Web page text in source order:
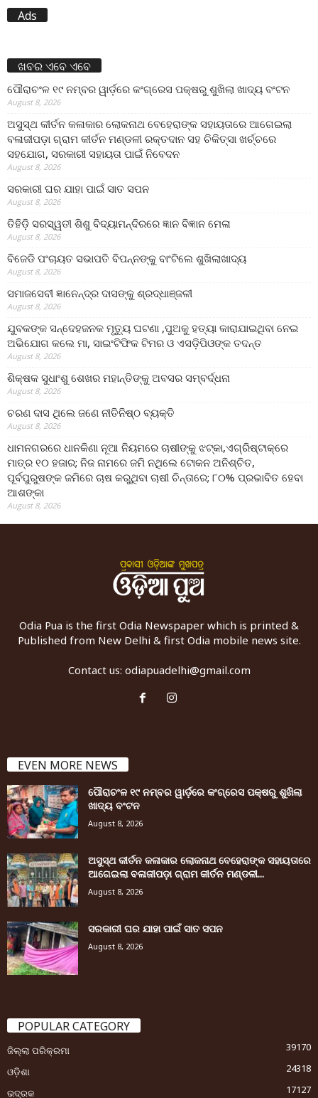
Ads
ଖବର ଏବେ ଏବେ
ପୌରାଚଂଳ ୧୯ ନମ୍ବର ୱାର୍ଡ଼ରେ କଂଗ୍ରେସ ପକ୍ଷରୁ ଶୁଖିଲା ଖାଦ୍ୟ ବଂଟନ
August 8, 2026
ଅସୁସ୍ଥ କୀର୍ତନ କଳାକାର ଲୋକନାଥ ବେହେରାଙ୍କ ସହାୟତାରେ ଆଗେଇଲା
ବଳାଜୀପଡ଼ା ଗ୍ରାମ କୀର୍ତନ ମଣ୍ଡଳୀ ରକ୍ତଦାନ ସହ ଚିକିତ୍ସା ଖର୍ଚ୍ଚରେ
ସହଯୋଗ, ସରକାରୀ ସହାୟତା ପାଇଁ ନିବେଦନ
August 8, 2026
ସରକାରୀ ଘର ଯାହା ପାଇଁ ସାତ ସପନ
August 8, 2026
ତିହିଡି଼ ସରସ୍ୱତୀ ଶିଶୁ ବିଦ୍ୟାମନ୍ଦିରରେ ଜ୍ଞାନ ବିଜ୍ଞାନ ମେଳା
August 8, 2026
ବିଜେଡି ପଂଚାୟତ ସଭାପତି ବିପନ୍ନଙ୍କୁ ବାଂଟିଲେ ଶୁଖିଲାଖାଦ୍ୟ
August 8, 2026
ସମାଜସେବୀ ଜ୍ଞାନେନ୍ଦ୍ର ଦାସଙ୍କୁ ଶ୍ରଦ୍ଧାଞ୍ଜଳୀ
August 8, 2026
ଯୁବକଙ୍କ ସନ୍ଦେହଜନକ ମୃତ୍ୟୁ ଘଟଣା ,ପୁଅକୁ ହତ୍ୟା କାରାଯାଇଥିବା ନେଇ
ଅଭିଯୋଗ କଲେ ମା, ସାଇଂଟିଫିକ ଟିମର ଓ ଏସଡ଼ିପିଓଙ୍କ ତଦନ୍ତ
August 8, 2026
ଶିକ୍ଷକ ସୁଧାଂଶୁ ଶେଖର ମହାନ୍ତିଙ୍କୁ ଅବସର ସମ୍ବର୍ଦ୍ଧନା
August 8, 2026
ଚରଣ ଦାସ ଥିଲେ ଜଣେ ନୀତିନିଷ୍ଠ ବ୍ୟକ୍ତି
August 8, 2026
ଧାମନଗରରେ ଧାନକିଣା ନୂଆ ନିୟମରେ ଚାଷୀଙ୍କୁ ଝଟ୍‌କା,ଏଗ୍ରିଷ୍ଟାକ୍‌ରେ
ମାତ୍ର ୧୦ ହଜାର; ନିଜ ନାମରେ ଜମି ନଥିଲେ ଟୋକନ ଅନିଶ୍ଚିତ,
ପୂର୍ବପୁରୁଷଙ୍କ ଜମିରେ ଚାଷ କରୁଥିବା ଚାଷୀ ଚିନ୍ତାରେ; ୮୦% ପ୍ରଭାବିତ ହେବା
ଆଶଙ୍କା
August 8, 2026
Odia Pua is the first Odia Newspaper which is printed &
Published from New Delhi & first Odia mobile news site.
Contact us: odiapuadelhi@gmail.com
EVEN MORE NEWS
ପୌରାଚଂଳ ୧୯ ନମ୍ବର ୱାର୍ଡ଼ରେ କଂଗ୍ରେସ ପକ୍ଷରୁ ଶୁଖିଲା
ଖାଦ୍ୟ ବଂଟନ
August 8, 2026
ଅସୁସ୍ଥ କୀର୍ତନ କଳାକାର ଲୋକନାଥ ବେହେରାଙ୍କ ସହାୟତାରେ
ଆଗେଇଲା ବଳାଜୀପଡ଼ା ଗ୍ରାମ କୀର୍ତନ ମଣ୍ଡଳୀ...
August 8, 2026
ସରକାରୀ ଘର ଯାହା ପାଇଁ ସାତ ସପନ
August 8, 2026
POPULAR CATEGORY
ଜିଲ୍ଲା ପରିକ୍ରମା
39170
ଓଡ଼ିଶା
24318
ଭଦ୍ରକ
17127